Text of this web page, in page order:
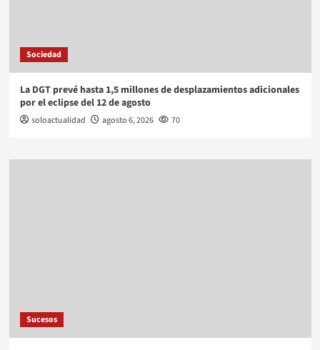
Sociedad
La DGT prevé hasta 1,5 millones de desplazamientos adicionales
por el eclipse del 12 de agosto
soloactualidad agosto 6, 2026 70
Sucesos